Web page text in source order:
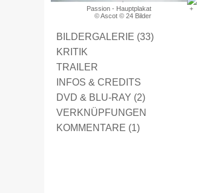
Passion - Hauptplakat
© Ascot © 24 Bilder
BILDERGALERIE (33)
KRITIK
TRAILER
INFOS & CREDITS
DVD & BLU-RAY (2)
VERKNÜPFUNGEN
KOMMENTARE (1)